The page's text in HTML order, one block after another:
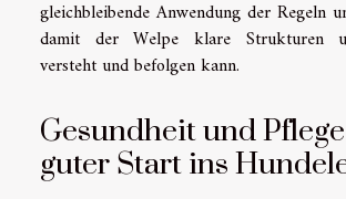
gleichbleibende Anwendung der Regeln
damit der Welpe klare Strukturen
versteht und befolgen kann.
Gesundheit und
guter Start ins